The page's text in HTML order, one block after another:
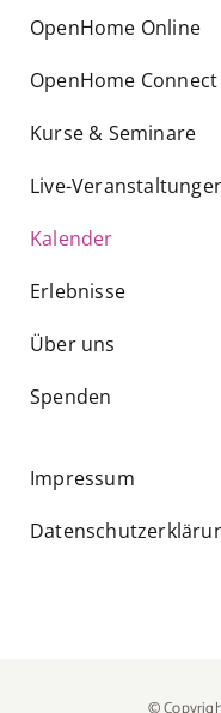
OpenHome Online
OpenHome Connect
Kurse & Seminare
Live-
Kalender
Erlebnisse
Über uns
Spenden
Impressum